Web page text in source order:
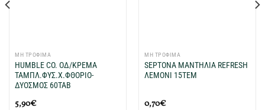
ΜΗ ΤΡΟΦΙΜΑ
HUMBLE CO. ΟΔ/ΚΡΕΜΑ
ΤΑΜΠΛ.ΦΥΣ.X.ΦΘΟΡΙΟ-
ΔΥΟΣΜΟΣ 60TAB
5,90€
ΜΗ ΤΡΟΦΙΜΑ
SEPTONA ΜΑΝΤΗΛΙΑ REFRESH
ΛΕΜΟΝΙ 15ΤΕΜ
0,70€